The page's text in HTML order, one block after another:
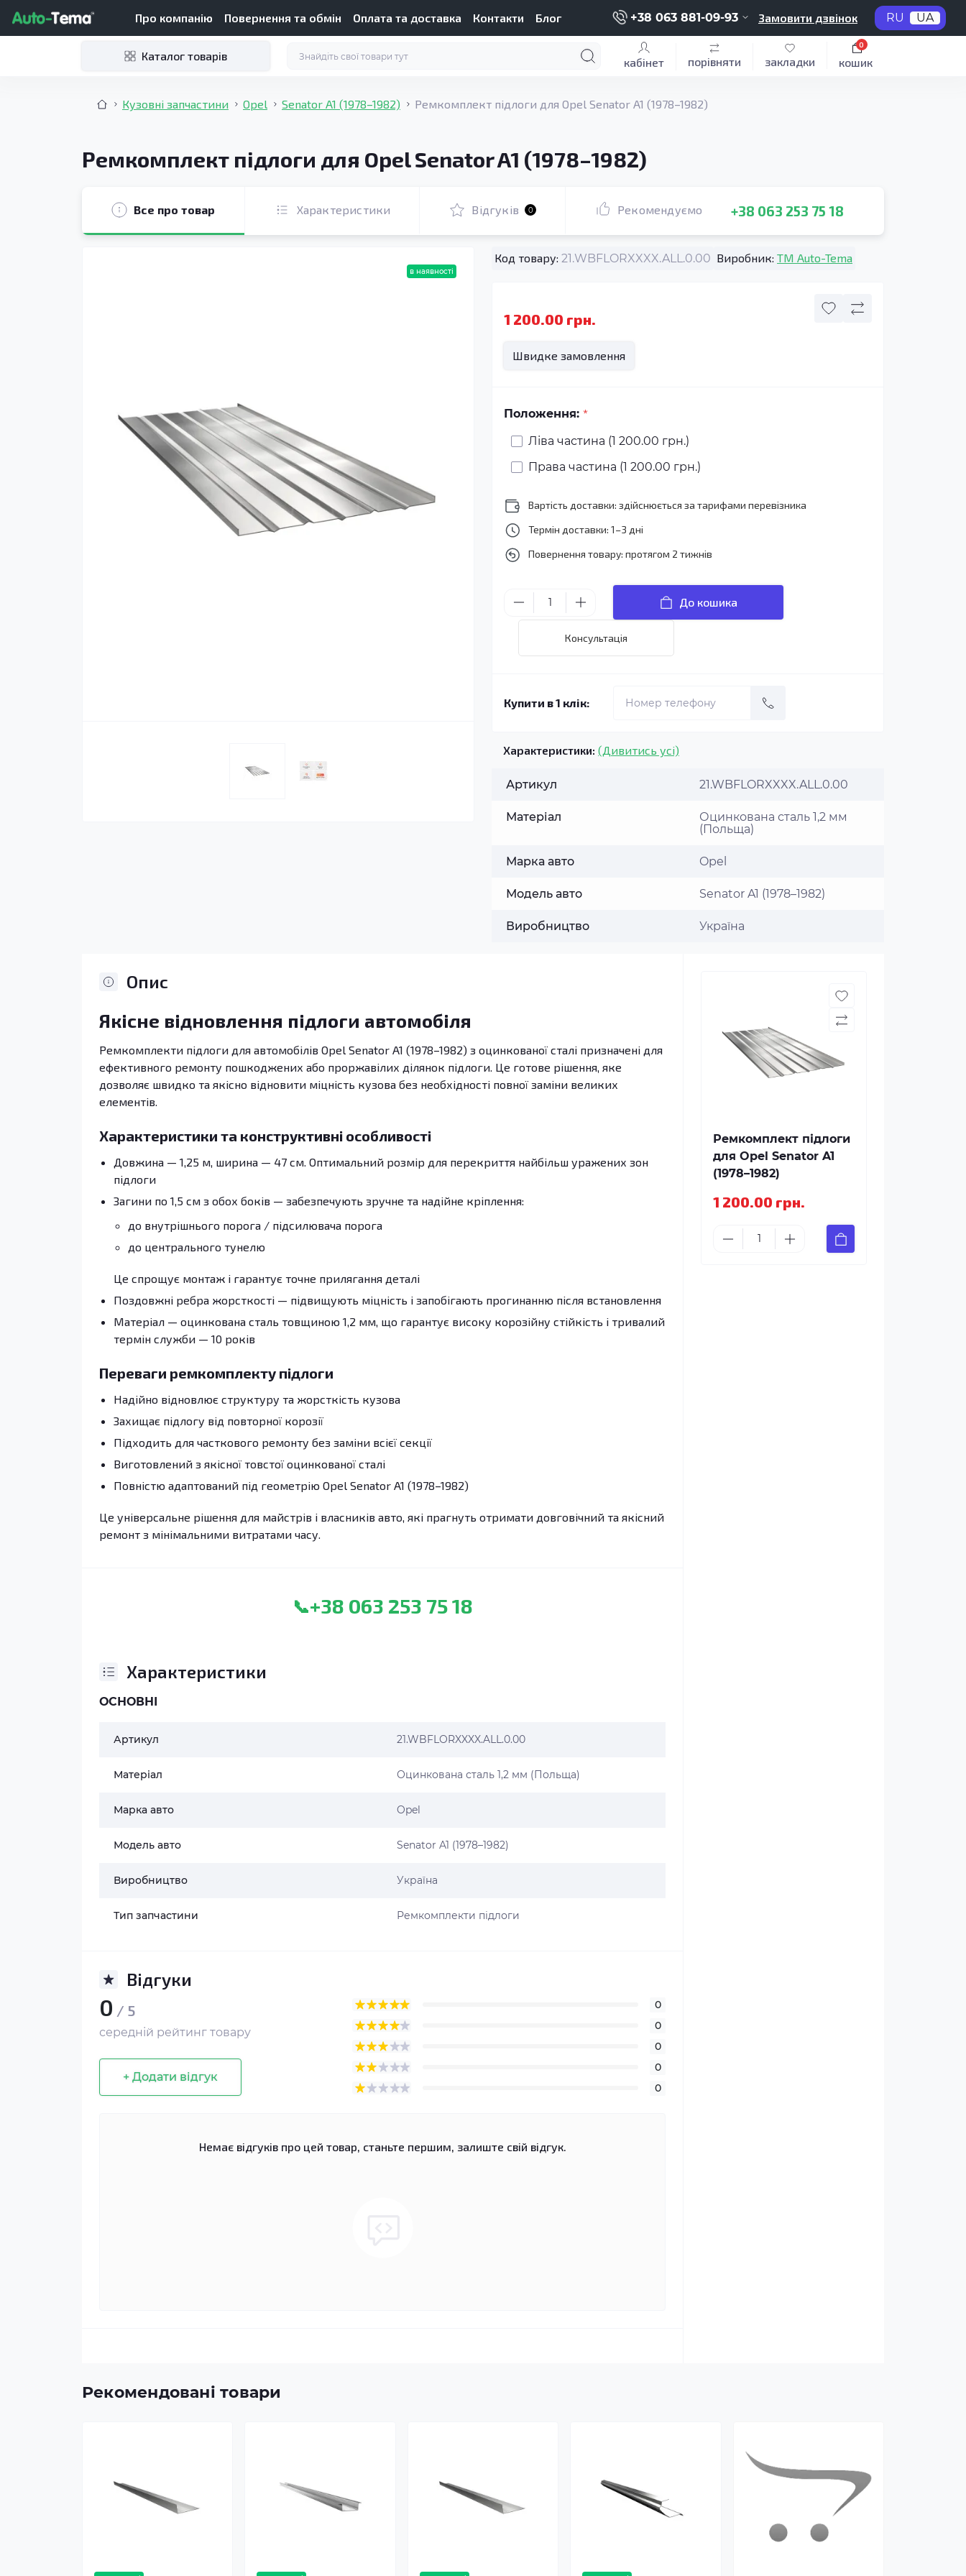
Про компанію Повернення та обмін Оплата та доставка Контакти Блог +38 063 881-09-93 Замовити дзвінок RU UA
Каталог товарів кабінет порівняти закладки кошик
0
Кузовні запчастини Opel Senator A1 (1978–1982) Ремкомплект підлоги для Opel Senator A1 (1978–1982)
Ремкомплект підлоги для Opel Senator A1 (1978–1982)
Все про товар Характеристики Відгуків 0 Рекомендуємо +38 063 253 75 18
в наявності
Код товару: 21.WBFLORXXXX.ALL.0.00 Виробник: TM Auto-Tema
1 200.00 грн.
Швидке замовлення
Положення: *
Ліва частина (1 200.00 грн.)
Права частина (1 200.00 грн.)
Вартість доставки: здійснюється за тарифами перевізника
Термін доставки: 1–3 дні
Повернення товару: протягом 2 тижнів
До кошика
Консультація
Купити в 1 клік:
Характеристики: (Дивитись усі)
Артикул 21.WBFLORXXXX.ALL.0.00
Матеріал
Оцинкована сталь 1,2 мм
(Польща)
Марка авто Opel
Модель авто Senator A1 (1978–1982)
Виробництво Україна
Опис
Якісне відновлення підлоги автомобіля
Ремкомплекти підлоги для автомобілів Opel Senator A1 (1978–1982) з оцинкованої сталі призначені для
ефективного ремонту пошкоджених або проржавілих ділянок підлоги. Це готове рішення, яке
дозволяє швидко та якісно відновити міцність кузова без необхідності повної заміни великих
елементів.
Характеристики та конструктивні особливості
Довжина — 1,25 м, ширина — 47 см. Оптимальний розмір для перекриття найбільш уражених зон
підлоги
Загини по 1,5 см з обох боків — забезпечують зручне та надійне кріплення:
до внутрішнього порога / підсилювача порога
до центрального тунелю
Це спрощує монтаж і гарантує точне прилягання деталі
Поздовжні ребра жорсткості — підвищують міцність і запобігають прогинанню після встановлення
Матеріал — оцинкована сталь товщиною 1,2 мм, що гарантує високу корозійну стійкість і тривалий
термін служби — 10 років
Переваги ремкомплекту підлоги
Надійно відновлює структуру та жорсткість кузова
Захищає підлогу від повторної корозії
Підходить для часткового ремонту без заміни всієї секції
Виготовлений з якісної товстої оцинкованої сталі
Повністю адаптований під геометрію Opel Senator A1 (1978–1982)
Це універсальне рішення для майстрів і власників авто, які прагнуть отримати довговічний та якісний
ремонт з мінімальними витратами часу.
📞+38 063 253 75 18
Характеристики
ОСНОВНІ
Артикул 21.WBFLORXXXX.ALL.0.00
Матеріал Оцинкована сталь 1,2 мм (Польща)
Марка авто Opel
Модель авто Senator A1 (1978–1982)
Виробництво Україна
Тип запчастини Ремкомплекти підлоги
Відгуки
0 / 5
середній рейтинг товару
+ Додати відгук
0
0
0
0
0
Немає відгуків про цей товар, станьте першим, залиште свій відгук.
Ремкомплект підлоги
для Opel Senator A1
(1978–1982)
1 200.00 грн.
Рекомендовані товари